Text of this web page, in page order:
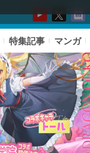
特集記事 マンガ